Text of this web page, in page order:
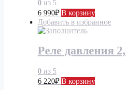
0 из 5
6 990₽ В корзину
Добавить в избранное
Реле давления
0 из 5
6 220₽ В корзину